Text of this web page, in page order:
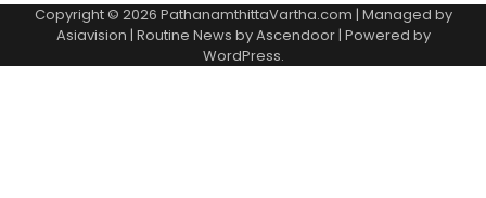
Copyright © 2026 PathanamthittaVartha.com | Managed by
Asiavision | Routine News byAscendoor| Powered by
WordPress.